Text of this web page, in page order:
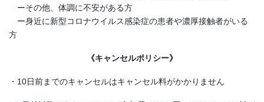
ーその他、体調に不安がある方
ー身近に新型コロナウイルス感染症の患者や濃厚接触者がいる
方
《キャンセルポリシー》
・10日前までのキャンセルはキャンセル料がかかりません